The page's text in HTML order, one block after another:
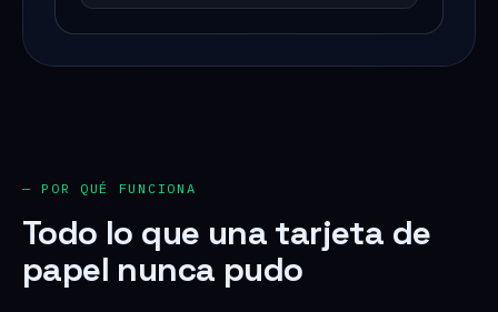
— POR QUÉ FUNCIONA
Todo lo que una tarjeta de
papel nunca pudo